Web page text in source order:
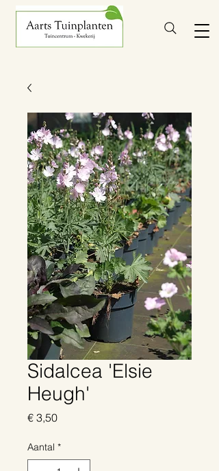
Sidalcea 'Elsie
Heugh'
€ 3,50Prijs
Aantal *